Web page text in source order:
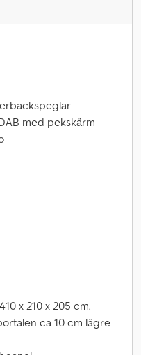
med pekskärm
x 210 x 205 cm.
ca 10 cm lägre